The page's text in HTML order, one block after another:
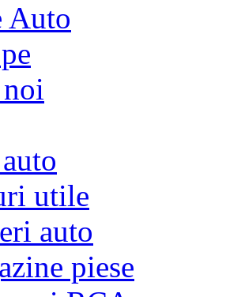
Auto
utile
auto
piese